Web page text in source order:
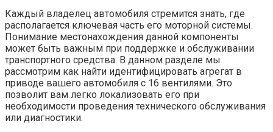
Каждый владелец автомобиля стремится знать, где
располагается ключевая часть его моторной системы.
Понимание местонахождения данной компоненты
может быть важным при поддержке и обслуживании
транспортного средства. В данном разделе мы
рассмотрим как найти идентифицировать агрегат в
приводе вашего автомобиля с 16 вентилями. Это
позволит вам легко локализовать его при
необходимости проведения технического обслуживания
или диагностики.